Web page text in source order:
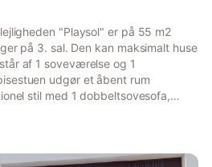
"Playsol" er på 55 m2
på 3. sal. Den kan maksimalt huse
af 1 soveværelse og 1
udgør et åbent rum
stil med 1 dobbeltsovesofa,
er udstyret med 2
WC. Det åbne køkken råder over